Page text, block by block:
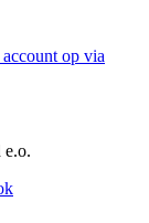
op via
e.o.